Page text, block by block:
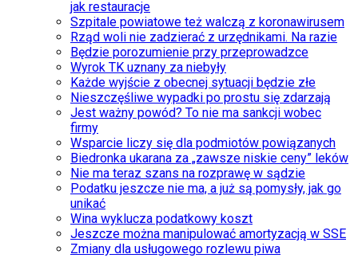
jak restauracje
Szpitale powiatowe też walczą z koronawirusem
Rząd woli nie zadzierać z urzędnikami. Na razie
Będzie porozumienie przy przeprowadzce
Wyrok TK uznany za niebyły
Każde wyjście z obecnej sytuacji będzie złe
Nieszczęśliwe wypadki po prostu się zdarzają
Jest ważny powód? To nie ma sankcji wobec
firmy
Wsparcie liczy się dla podmiotów powiązanych
Biedronka ukarana za „zawsze niskie ceny” leków
Nie ma teraz szans na rozprawę w sądzie
Podatku jeszcze nie ma, a już są pomysły, jak go
unikać
Wina wyklucza podatkowy koszt
Jeszcze można manipulować amortyzacją w SSE
Zmiany dla usługowego rozlewu piwa